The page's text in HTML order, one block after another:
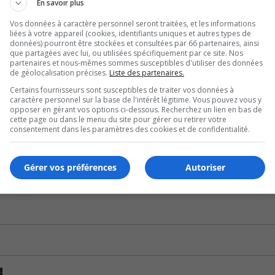
de fonds pour offrir des meilleures conditions.
par les regroupements du réseau public.
dans les prochains jours.
constate que « la participation est excellente »
à Montréal (fm1033.ca)
En savoir plus
Vos données à caractère personnel seront traitées, et les informations
liées à votre appareil (cookies, identifiants uniques et autres types de
données) pourront être stockées et consultées par 66 partenaires, ainsi
que partagées avec lui, ou utilisées spécifiquement par ce site. Nos
partenaires et nous-mêmes sommes susceptibles d'utiliser des données
de géolocalisation précises. Liste des partenaires.
Certains fournisseurs sont susceptibles de traiter vos données à
caractère personnel sur la base de l'intérêt légitime. Vous pouvez vous y
opposer en gérant vos options ci-dessous. Recherchez un lien en bas de
cette page ou dans le menu du site pour gérer ou retirer votre
consentement dans les paramètres des cookies et de confidentialité.
Autoriser
Gérer vos préférences